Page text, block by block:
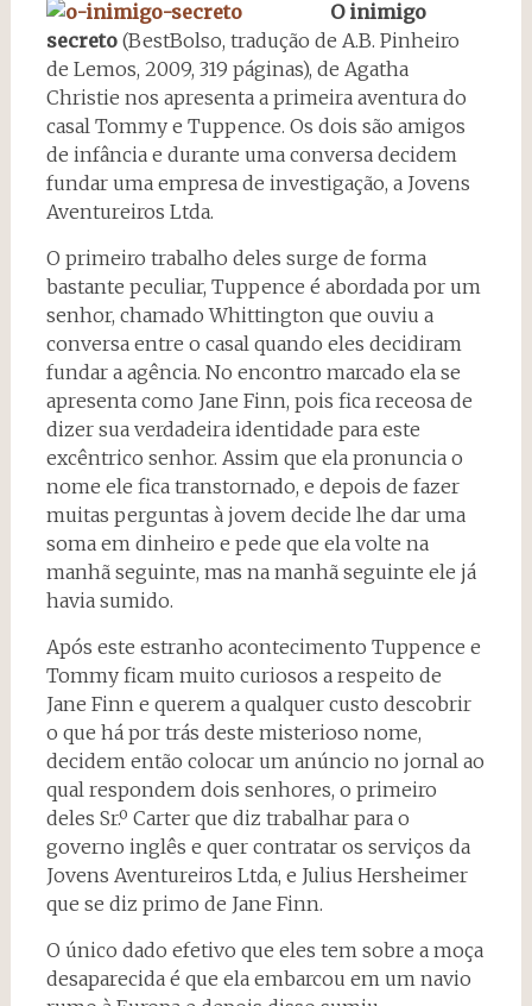
O inimigo
secreto(BestBolso, tradução de A.B. Pinheiro
de Lemos, 2009, 319 páginas), de Agatha
Christie nos apresenta a primeira aventura do
casal Tommy e Tuppence. Os dois são amigos
de infância e durante uma conversa decidem
fundar uma empresa de investigação, a Jovens
Aventureiros Ltda.
O primeiro trabalho deles surge de forma
bastante peculiar, Tuppence é abordada por um
senhor, chamado Whittington que ouviu a
conversa entre o casal quando eles decidiram
fundar a agência. No encontro marcado ela se
apresenta como Jane Finn, pois fica receosa de
dizer sua verdadeira identidade para este
excêntrico senhor. Assim que ela pronuncia o
nome ele fica transtornado, e depois de fazer
muitas perguntas à jovem decide lhe dar uma
soma em dinheiro e pede que ela volte na
manhã seguinte, mas na manhã seguinte ele já
havia sumido.
Após este estranho acontecimento Tuppence e
Tommy ficam muito curiosos a respeito de
Jane Finn e querem a qualquer custo descobrir
o que há por trás deste misterioso nome,
decidem então colocar um anúncio no jornal ao
qual respondem dois senhores, o primeiro
deles Sr.º Carter que diz trabalhar para o
governo inglês e quer contratar os serviços da
Jovens Aventureiros Ltda, e Julius Hersheimer
que se diz primo de Jane Finn.
O único dado efetivo que eles tem sobre a moça
desaparecida é que ela embarcou em um navio